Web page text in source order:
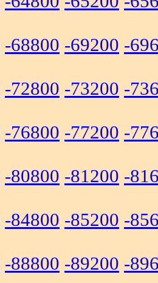
-68800 -69200 -
-72800 -73200 -
-76800 -77200 -
-80800 -81200 -
-84800 -85200 -
-88800 -89200 -